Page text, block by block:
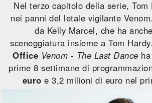
Nel terzo capitolo della serie,
nei panni del letale vigilante
da Kelly Marcel, che ha
sceneggiatura insieme a Tom
Office Venom - The Last Dance
prime 8 settimane di
euro e 3,2 milioni di euro nel